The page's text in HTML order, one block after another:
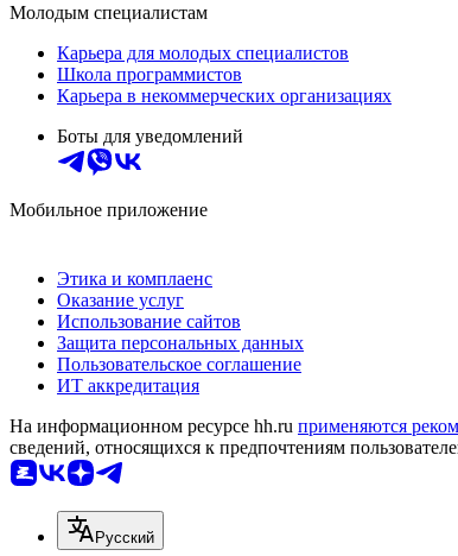
Молодым специалистам
Карьера для молодых специалистов
Школа программистов
Карьера в некоммерческих организациях
Боты для уведомлений
Мобильное приложение
Этика и комплаенс
Оказание услуг
Использование сайтов
Защита персональных данных
Пользовательское соглашение
ИТ аккредитация
На информационном ресурсе hh.ru применяются
сведений, относящихся к предпочтениям
Русский